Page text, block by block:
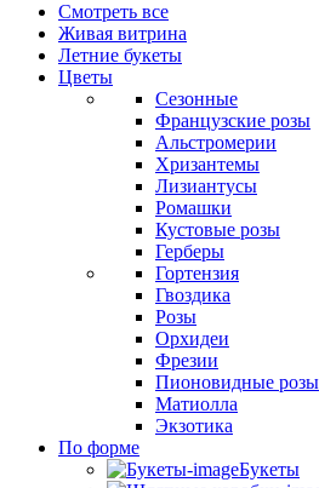
Смотреть все
Живая витрина
Летние букеты
Цветы
Сезонные
Французские розы
Альстромерии
Хризантемы
Лизиантусы
Ромашки
Кустовые розы
Герберы
Гортензия
Гвоздика
Розы
Орхидеи
Фрезии
Пионовидные розы
Матиолла
Экзотика
По форме
Букеты